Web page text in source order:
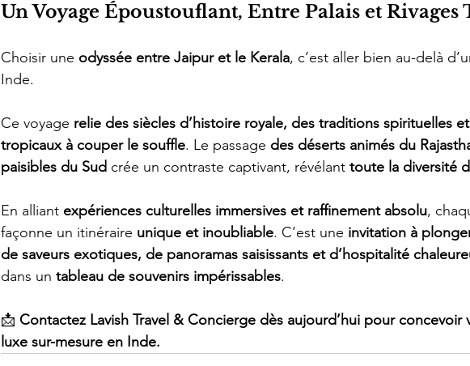
Un Voyage Époustouflant, Entre Palais et Rivages
Choisir une odyssée entre Jaipur et le Kerala, c’est aller bien au-delà
Inde.
Ce voyage relie des siècles d’histoire royale, des traditions spirituelles
tropicaux à couper le souffle. Le passage des déserts animés du
paisibles du Sud crée un contraste captivant, révélant toute la diversité
En alliant expériences culturelles immersives et raffinement absolu,
façonne un itinéraire unique et inoubliable. C’est une invitation à
de saveurs exotiques, de panoramas saisissants et d’hospitalité
dans un tableau de souvenirs impérissables.
📩 Contactez Lavish Travel & Concierge dès aujourd’hui pour concevoir
luxe sur-mesure en Inde.